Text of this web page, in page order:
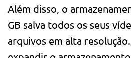
Além disso, o
GB salva todos os seus
arquivos em alta